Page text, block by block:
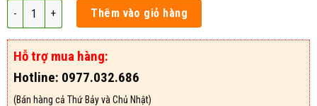
Dây Thừng Bông Quả Tả Bện 2 Bên - Mã DCCM82 số lượng
Thêm vào giỏ hàng
Hỗ trợ mua hàng:
Hotline: 0977.032.686
(Bán hàng cả Thứ Bảy và Chủ Nhật)